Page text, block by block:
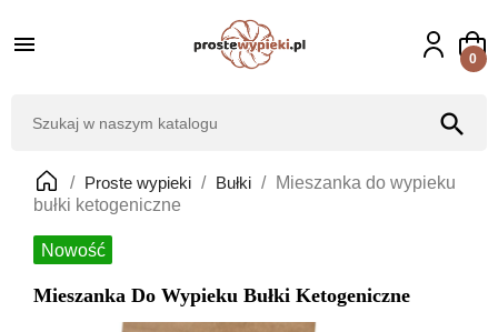
search

0
Proste wypieki Bułki
Mieszanka do wypieku
bułki ketogeniczne
Nowość
Mieszanka Do Wypieku Bułki Ketogeniczne